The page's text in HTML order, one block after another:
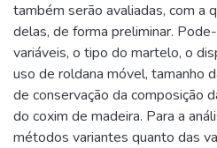
também serão avaliadas, com a
delas, de forma preliminar.
variáveis, o tipo do martelo, o
uso de roldana móvel, tamanho
de conservação da composição
do coxim de madeira. Para a
métodos variantes quanto das